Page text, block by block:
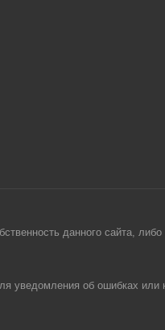
данного сайта, либо
об ошибках или